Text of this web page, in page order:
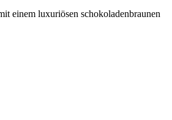
einem luxuriösen schokoladenbraunen